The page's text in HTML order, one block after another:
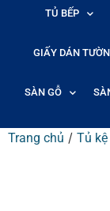
TỦ BẾP
GIẤY DÁN
SÀN GỖ
Trang chủ / Tủ